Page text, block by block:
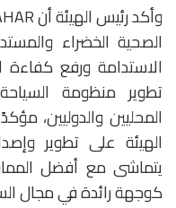
الصحية الخضراء
الاستدامة ورفع
تطوير منظومة
المحليين والدوليين،
الهيئة على تطوير
يتماشى مع أفضل
كوجهة رائدة في مجال